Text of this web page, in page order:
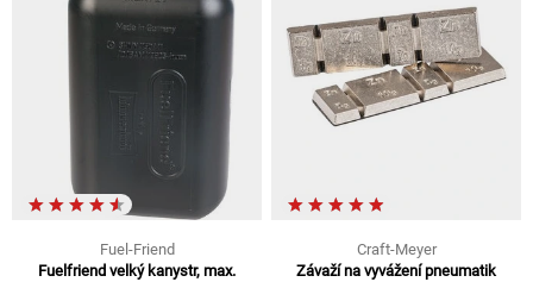
Fuel-Friend
Fuelfriend velký kanystr, max.
Craft-Meyer
Závaží na vyvážení pneumatik